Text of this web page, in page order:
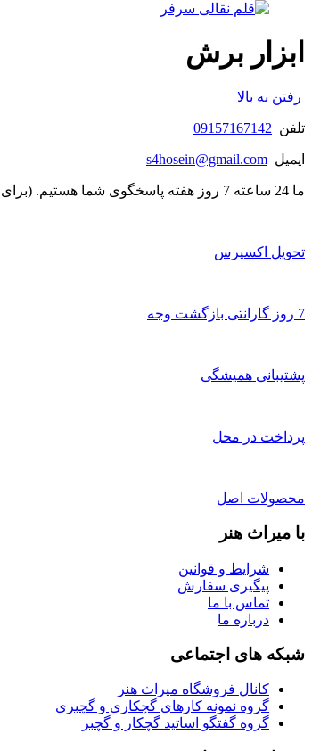
ابزار برش
رفتن به بالا
تلفن 09157167142
ایمیل s4hosein@gmail.com
ما 24 ساعته 7 روز هفته پاسخگوی شما هستیم. (برای ویرایش این متن به پیکربندی پوسته > تب برچسب‌ها مراجعه نمایید.)
تحویل اکسپرس
7 روز گارانتی بازگشت وجه
پشتیبانی همیشگی
پرداخت در محل
محصولات اصل
با میراث هنر
شرایط و قوانین
پیگیری سفارش
تماس با ما
درباره ما
شبکه های اجتماعی
کانال فروشگاه میراث هنر
گروه نمونه کارهای گچکاری و گچبری
گروه گفتگو اساتید گچکار و گچبر